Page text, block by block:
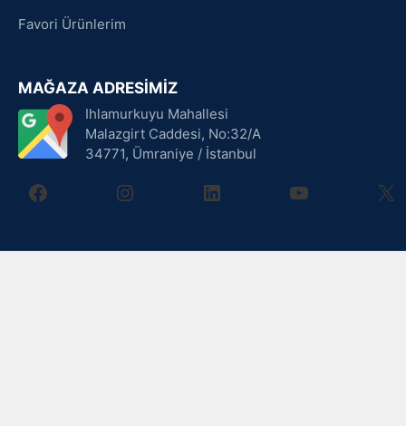
Favori Ürünlerim
MAĞAZA ADRESİMİZ
Ihlamurkuyu Mahallesi
Malazgirt Caddesi, No:32/A
34771, Ümraniye / İstanbul
facebookinstagramlinkedin youtube X